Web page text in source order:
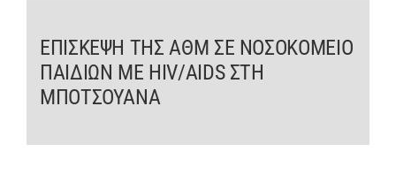
ΤΟ ΠΑΤΡΙΑΡΧΕΙΟ
ΕΠΙΣΚΕΨΗ ΤΗΣ ΑΘΜ ΣΕ ΝΟΣΟΚΟΜΕΙΟ
ΠΑΙΔΙΩΝ ΜΕ HIV/AIDS ΣΤΗ
ΜΠΟΤΣΟΥΑΝΑ